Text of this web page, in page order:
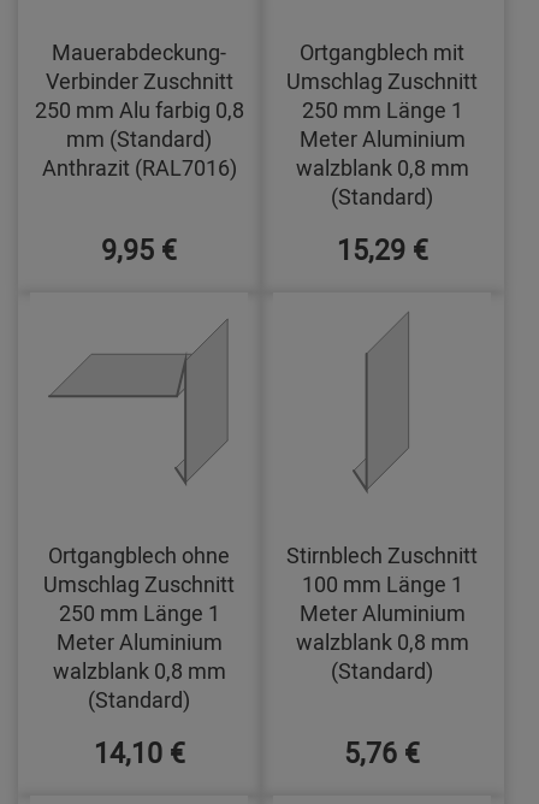
Mauerabdeckung-
Verbinder Zuschnitt
250 mm Alu farbig 0,8
mm (Standard)
Anthrazit (RAL7016)
9,95 €
Ortgangblech mit
Umschlag Zuschnitt
250 mm Länge 1
Meter Aluminium
walzblank 0,8 mm
(Standard)
15,29 €
Ortgangblech ohne
Umschlag Zuschnitt
250 mm Länge 1
Meter Aluminium
walzblank 0,8 mm
(Standard)
14,10 €
Stirnblech Zuschnitt
100 mm Länge 1
Meter Aluminium
walzblank 0,8 mm
(Standard)
5,76 €